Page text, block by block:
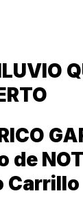
de
Carrillo